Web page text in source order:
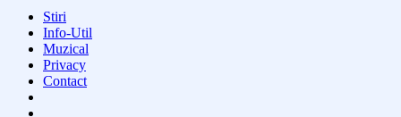
Stiri
Info-Util
Muzical
Privacy
Contact